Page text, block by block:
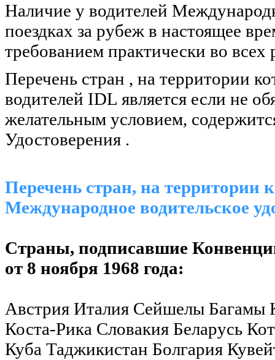
Наличие у водителей
поездках за рубеж в настоящее
требованием практически во всех
Перечень стран , на территории
водителей IDL является если не
желательным условием,
Удостоверения .
Перечень стран, на территории
Международное водительское
Страны, подписавшие
от 8 ноября 1968 года:
Австрия Италия Сейшелы Багамы
Коста-Рика Словакия Беларусь
Куба Таджикистан Болгария